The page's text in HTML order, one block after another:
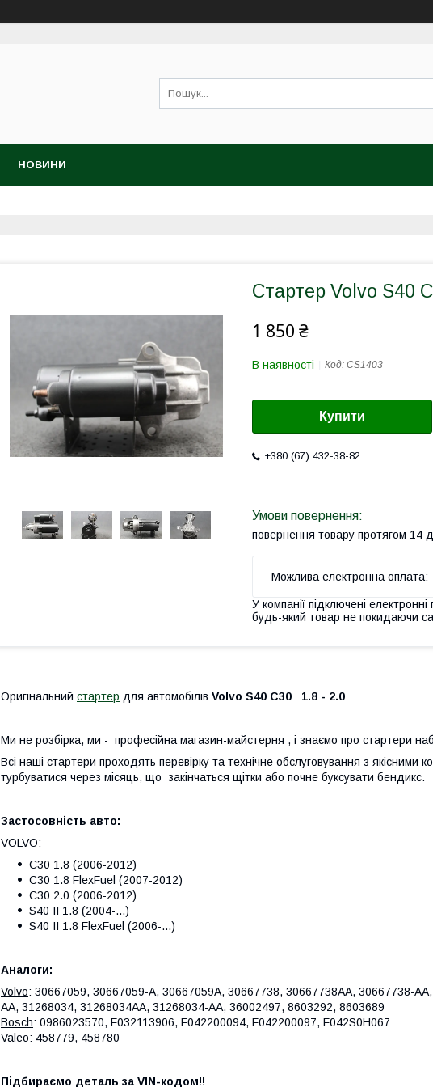
НОВИНИ
Стартер Volvo S40
1 850 ₴
В наявності Код: CS1403
Купити
+380 (67) 432-38-82
повернення товару протягом 14
У компанії підключені
будь-який товар не покидаючи
Оригінальний стартер для автомобілів Volvo S40 C30 1.8 - 2.0
Ми не розбірка, ми - професійна магазин-майстерня , і знаємо про стартери
Всі наші стартери проходять перевірку та технічне обслуговування з
турбуватися через місяць, що закінчаться щітки або почне буксувати бендикс.
Застосовність авто:
VOLVO:
C30 1.8 (2006-2012)
C30 1.8 FlexFuel (2007-2012)
C30 2.0 (2006-2012)
S40 II 1.8 (2004-...)
S40 II 1.8 FlexFuel (2006-...)
Аналоги:
Volvo: 30667059, 30667059-A, 30667059A, 30667738, 30667738AA, 30667738-
AA, 31268034, 31268034AA, 31268034-AA, 36002497, 8603292, 8603689
Bosch: 0986023570, F032113906, F042200094, F042200097, F042S0H067
Valeo: 458779, 458780
Підбираємо деталь за VIN-кодом!!